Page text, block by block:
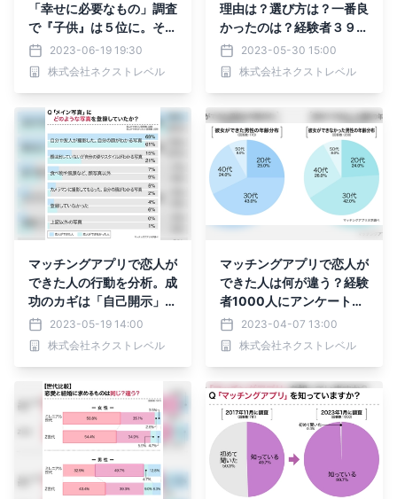
「幸せに必要なもの」調査
で『子供』は５位に。その
理由とは？
2023-06-19 19:30
株式会社ネクストレベル
理由は？選び方は？一番良
かったのは？経験者３９８
人に大調査！
2023-05-30 15:00
株式会社ネクストレベル
マッチングアプリで恋人が
できた人の行動を分析。成
功のカギは「自己開示」に
あり！アプリを通じて恋人
ができた人の7割が顔写真
を公開
2023-05-19 14:00
株式会社ネクストレベル
マッチングアプリで恋人が
できた人は何が違う？経験
者1000人にアンケート調
査を実施し、見えてき
た”成果”の違い
2023-04-07 13:00
株式会社ネクストレベル